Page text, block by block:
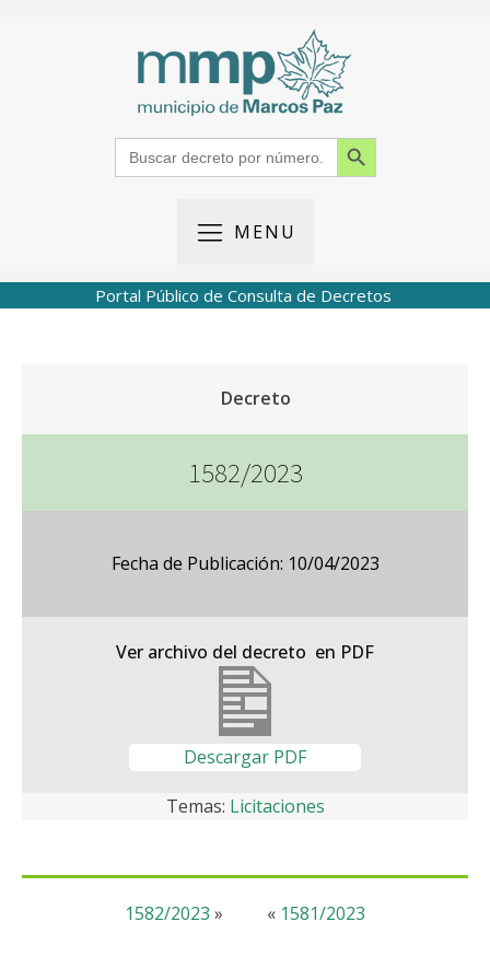
Search
for:
Search Button
MENU
Portal Público de Consulta de Decretos
Decreto
1582/2023
Fecha de Publicación: 10/04/2023
Ver archivo del decreto en PDF
Descargar PDF
Temas: Licitaciones
« 1581/2023
1582/2023 »